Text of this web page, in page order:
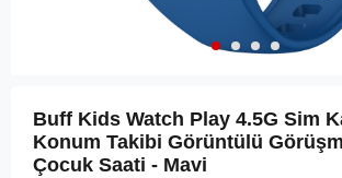
Buff Kids Watch Play 4.5G Sim
Konum Takibi Görüntülü
Çocuk Saati - Mavi